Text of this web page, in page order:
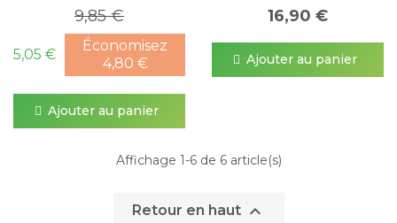
9,85 €
5,05 €
Économisez
4,80 €
Ajouter au panier
16,90 €
Ajouter au panier
Affichage 1-6 de 6 article(s)
Retour en haut 